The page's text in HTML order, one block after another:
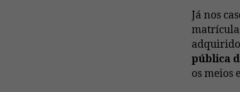
Já nos
pública
os meios